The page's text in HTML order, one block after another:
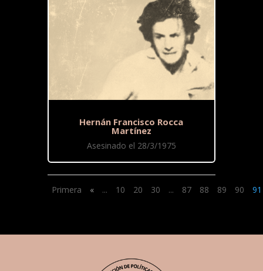
Hernán Francisco Rocca
Martínez
Asesinado el 28/3/1975
Primera « ... 10 20 30 ... 87 88 89 90 91